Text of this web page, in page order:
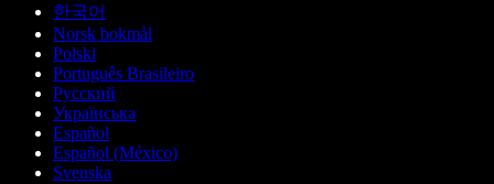
한국어
Norsk bokmål
Polski
Português Brasileiro
Русский
Українська
Español
Español (México)
Svenska